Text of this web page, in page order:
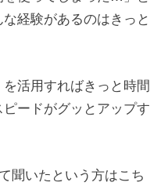
経験があるのはきっと
活用すればきっと時間
ードがグッとアップす
聞いたという方はこち